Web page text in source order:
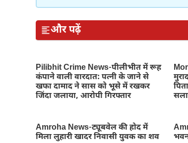
और पढ़ें
Pilibhit Crime News-पीलीभीत में रूह
कंपाने वाली वारदात: पत्नी के जाने से
खफा दामाद ने सास को भूसे में रखकर
जिंदा जलाया, आरोपी गिरफ्तार
Amroha News-ट्यूबवेल की होद में
मिला लुहारी खादर निवासी युवक का शव